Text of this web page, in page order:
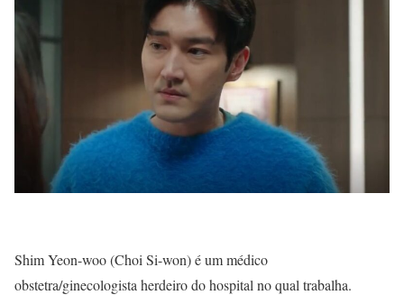
Shim Yeon-woo (Choi Si-won) é um médico
obstetra/ginecologista herdeiro do hospital no qual trabalha.